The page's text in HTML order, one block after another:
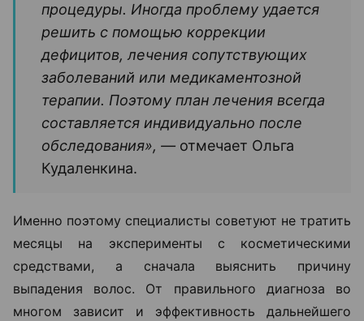
процедуры. Иногда проблему удается
решить с помощью коррекции
дефицитов, лечения сопутствующих
заболеваний или медикаментозной
терапии. Поэтому план лечения всегда
составляется индивидуально после
обследования», — отмечает Ольга
Кудаленкина.
Именно поэтому специалисты советуют не тратить
месяцы на эксперименты с косметическими
средствами, а сначала выяснить причину
выпадения волос. От правильного диагноза во
многом зависит и эффективность дальнейшего